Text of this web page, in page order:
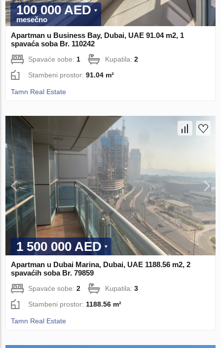
100 000 AED
mesečno
Apartman u Business Bay, Dubai, UAE 91.04 m2, 1
spavaća soba Br. 110242
Spavaće sobe: 1 Kupatila:2
Stambeni prostor:91.04 m²
Tamn Real Estate
1 500 000 AED
Apartman u Dubai Marina, Dubai, UAE 1188.56 m2, 2
spavaćih soba Br. 79859
Spavaće sobe:2 Kupatila:3
Stambeni prostor:1188.56 m²
Tamn Real Estate